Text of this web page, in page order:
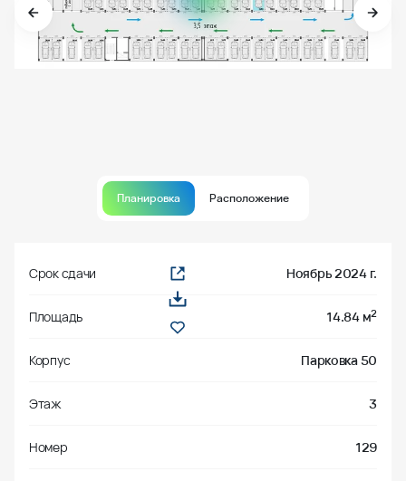
Планировка Расположение
Срок сдачи Ноябрь 2024 г.
Площадь 14.84 м2
Корпус Парковка 50
Этаж 3
Номер 129